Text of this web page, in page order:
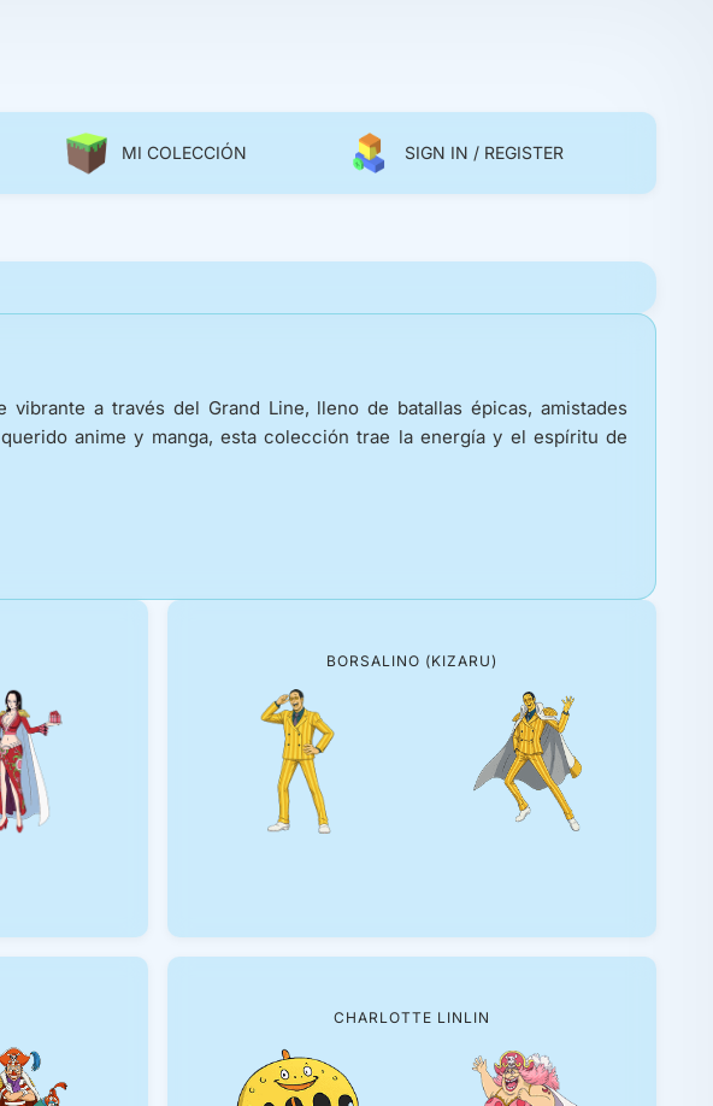
MI COLECCIÓN SIGN IN / REGISTER
a través del Grand Line, lleno de batallas épicas, amistades
anime y manga, esta colección trae la energía y el espíritu de
BORSALINO (KIZARU)
CHARLOTTE LINLIN